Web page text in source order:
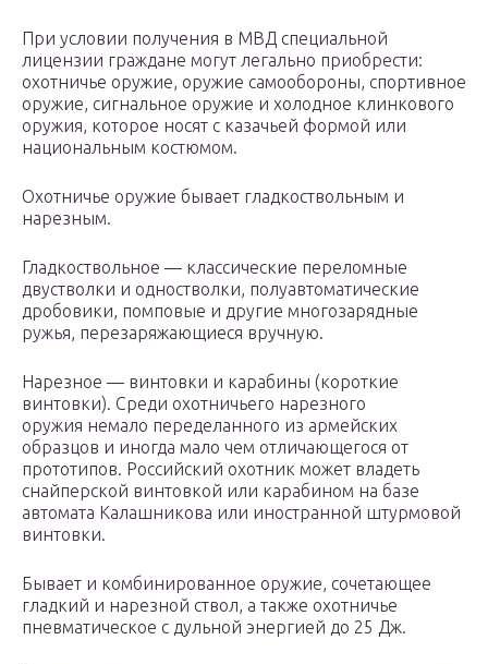
При условии получения в МВД специальной
лицензии граждане могут легально приобрести:
охотничье оружие, оружие самообороны, спортивное
оружие, сигнальное оружие и холодное клинкового
оружия, которое носят с казачьей формой или
национальным костюмом.
Охотничье оружие бывает гладкоствольным и
нарезным.
Гладкоствольное — классические переломные
двустволки и одностволки, полуавтоматические
дробовики, помповые и другие многозарядные
ружья, перезаряжающиеся вручную.
Нарезное — винтовки и карабины (короткие
винтовки). Среди охотничьего нарезного
оружия немало переделанного из армейских
образцов и иногда мало чем отличающегося от
прототипов. Российский охотник может владеть
снайперской винтовкой или карабином на базе
автомата Калашникова или иностранной штурмовой
винтовки.
Бывает и комбинированное оружие, сочетающее
гладкий и нарезной ствол, а также охотничье
пневматическое с дульной энергией до 25 Дж.